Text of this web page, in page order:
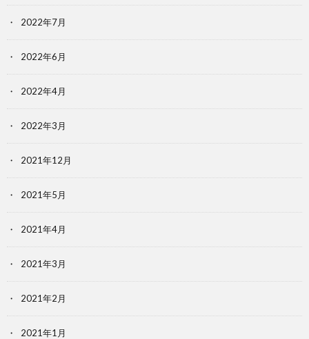
2022年7月
2022年6月
2022年4月
2022年3月
2021年12月
2021年5月
2021年4月
2021年3月
2021年2月
2021年1月